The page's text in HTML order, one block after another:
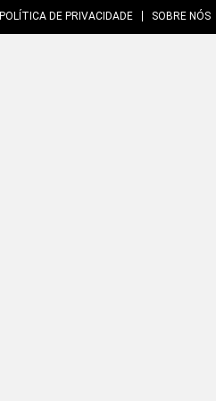
POLÍTICA DE PRIVACIDADE SOBRE NÓS